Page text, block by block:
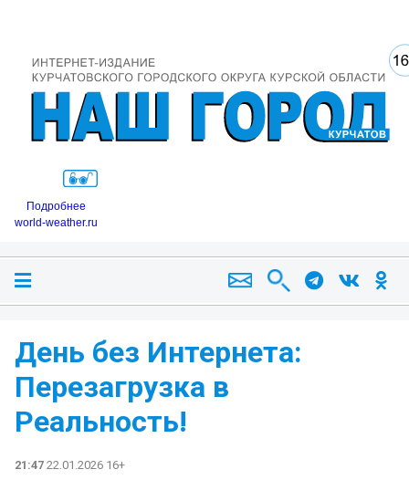
Подробнее
world-weather.ru
День без Интернета:
Перезагрузка в
Реальность!
21:47 22.01.2026 16+